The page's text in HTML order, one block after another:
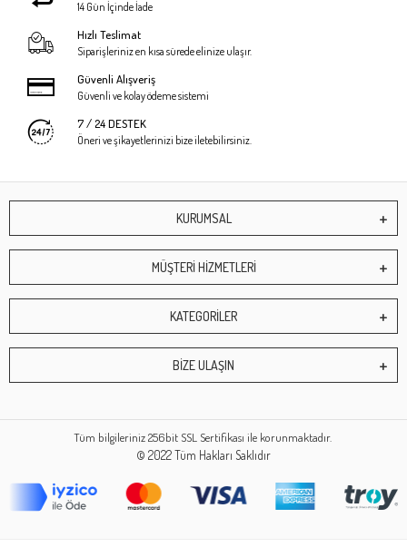
14 Gün İçinde İade
Hızlı Teslimat
Siparişleriniz en kısa sürede elinize ulaşır.
Güvenli Alışveriş
Güvenli ve kolay ödeme sistemi
7 / 24 DESTEK
Öneri ve şikayetlerinizi bize iletebilirsiniz.
KURUMSAL
MÜŞTERİ HİZMETLERİ
KATEGORİLER
BİZE ULAŞIN
Tüm bilgileriniz 256bit SSL Sertifikası ile korunmaktadır.
© 2022Tüm Hakları Saklıdır